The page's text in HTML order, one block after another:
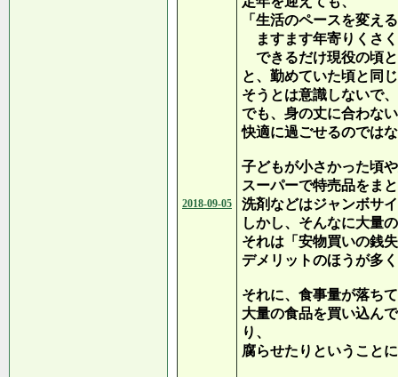
2018-09-05
「生活のペースを変え
ますます年寄りくさ
できるだけ現役の頃
と、勤めていた頃と同
そうとは意識しないで
でも、身の丈に合わな
快適に過ごせるのでは
子どもが小さかった頃
スーパーで特売品をま
洗剤などはジャンボサ
しかし、そんなに大量
それは「安物買いの銭
デメリットのほうが多
それに、食事量が落ち
大量の食品を買い込ん
り、
腐らせたりということ